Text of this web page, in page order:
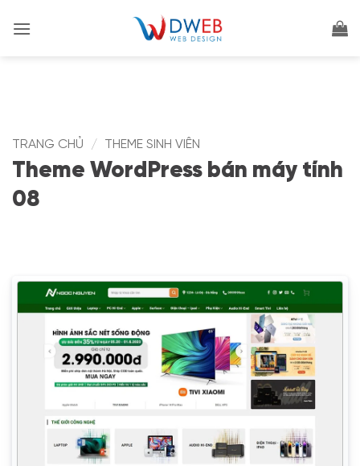
qua
TRANG CHỦ / THEME SINH VIÊN
Theme WordPress bán máy tính
08